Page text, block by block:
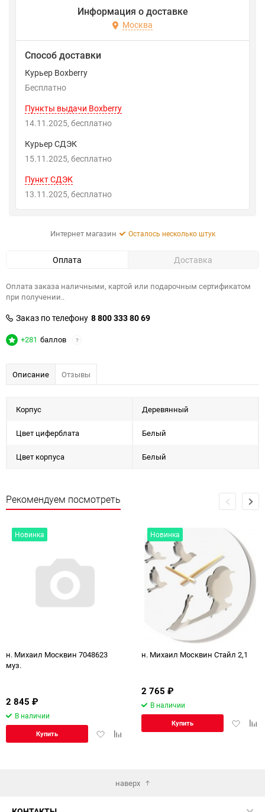
Информация о доставке
Москва
Способ доставки
Курьер Boxberry
Бесплатно
Пункты выдачи Boxberry
14.11.2025
Бесплатно
Курьер СДЭК
15.11.2025
Бесплатно
Пункт СДЭК
13.11.2025
Бесплатно
Интернет магазин Осталось несколько штук
Оплата Доставка
Оплата заказа наличными, картой или подарочным сертификатом
при получении..
Заказ по телефону 8 800 333 80 69
+281 баллов ?
Описание Отзывы
Корпус Деревянный
Цвет циферблата Белый
Цвет корпуса Белый
Рекомендуем посмотреть
Новинка
н. Михаил Москвин 7048623
муз.
2 845 ₽
В наличии
ДобавитьДобавить
Купить
Новинка
н. Михаил Москвин Стайл 2,1
2 765 ₽
В наличии
Купить
наверх